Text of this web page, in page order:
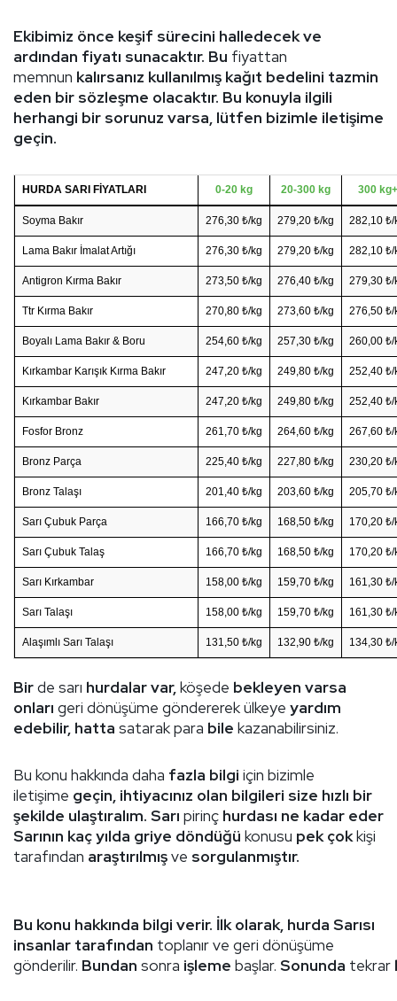
Ekibimiz önce keşif sürecini halledecek ve
ardından fiyatı sunacaktır. Bu fiyattan
memnun kalırsanız kullanılmış kağıt bedelini tazmin
eden bir sözleşme olacaktır. Bu konuyla ilgili
herhangi bir sorunuz varsa, lütfen bizimle iletişime
geçin.
HURDA SARI FİYATLARI 0-20 kg 20-300 kg 300 kg+
Soyma Bakır 276,30 ₺/kg 279,20 ₺/kg 282,10 ₺/
Lama Bakır İmalat Artığı 276,30 ₺/kg 279,20 ₺/kg 282,10 ₺/
Antigron Kırma Bakır 273,50 ₺/kg 276,40 ₺/kg 279,30 ₺/
Ttr Kırma Bakır 270,80 ₺/kg 273,60 ₺/kg 276,50 ₺/
Boyalı Lama Bakır & Boru 254,60 ₺/kg 257,30 ₺/kg 260,00 ₺/
Kırkambar Karışık Kırma Bakır 247,20 ₺/kg 249,80 ₺/kg 252,40 ₺/
Kırkambar Bakır 247,20 ₺/kg 249,80 ₺/kg 252,40 ₺/
Fosfor Bronz 261,70 ₺/kg 264,60 ₺/kg 267,60 ₺/
Bronz Parça 225,40 ₺/kg 227,80 ₺/kg 230,20 ₺/
Bronz Talaşı 201,40 ₺/kg 203,60 ₺/kg 205,70 ₺/
Sarı Çubuk Parça 166,70 ₺/kg 168,50 ₺/kg 170,20 ₺/
Sarı Çubuk Talaş 166,70 ₺/kg 168,50 ₺/kg 170,20 ₺/
Sarı Kırkambar 158,00 ₺/kg 159,70 ₺/kg 161,30 ₺/
Sarı Talaşı 158,00 ₺/kg 159,70 ₺/kg 161,30 ₺/
Alaşımlı Sarı Talaşı 131,50 ₺/kg 132,90 ₺/kg 134,30 ₺/
Birde sarı hurdalar var,köşede bekleyen varsa
onları geri dönüşüme göndererek ülkeye yardım
edebilir, hatta satarak para bile kazanabilirsiniz.
Bu konu hakkında daha fazla bilgi için bizimle
iletişime geçin, ihtiyacınız olan bilgileri size hızlı bir
şekilde ulaştıralım. Sarı pirinç hurdası ne kadar eder
Sarının kaç yılda griye döndüğü konusu pek çokkişi
tarafından araştırılmışve sorgulanmıştır.
Bu konu hakkında bilgi verir. İlk olarak, hurda Sarısı
insanlar tarafından toplanır ve geri dönüşüme
gönderilir. Bundan sonra işleme başlar. Sonunda tekrar